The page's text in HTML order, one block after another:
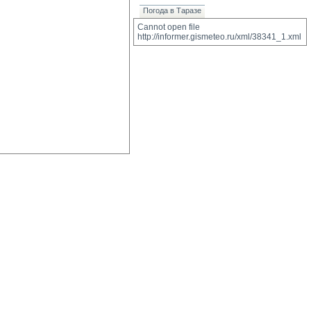
Погода в Таразе
Cannot open file
http://informer.gismeteo.ru/xml/38341_1.xml